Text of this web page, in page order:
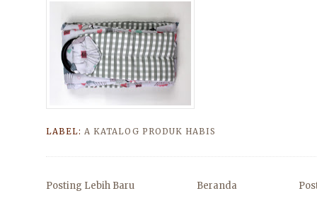
LABEL:A KATALOG PRODUK HABIS
Posting Lebih Baru Beranda